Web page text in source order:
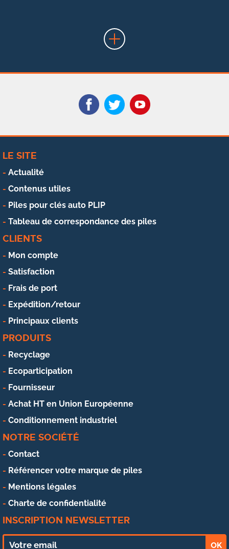
LE SITE
Actualité
Contenus utiles
Piles pour clés auto PLIP
Tableau de correspondance des piles
CLIENTS
Mon compte
Satisfaction
Frais de port
Expédition/retour
Principaux clients
PRODUITS
Recyclage
Ecoparticipation
Fournisseur
Achat HT en Union Européenne
Conditionnement industriel
NOTRE SOCIÉTÉ
Contact
Référencer votre marque de piles
Mentions légales
Charte de confidentialité
INSCRIPTION NEWSLETTER
OK